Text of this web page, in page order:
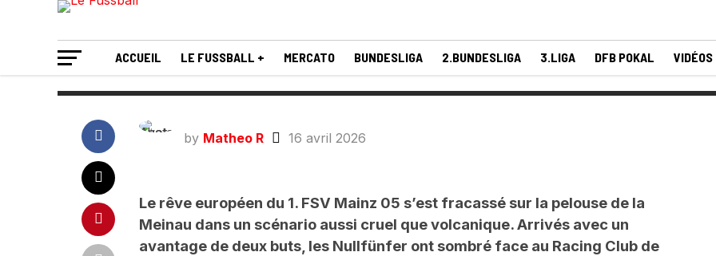
ACCUEIL LE FUSSBALL + MERCATO BUNDESLIGA 2.BUNDESLIGA 3.LIGA DFB POKAL VIDÉOS
élimine Mainz 05
by Matheo R 16 avril 2026
Le rêve européen du 1. FSV Mainz 05 s’est fracassé sur la pelouse de la
Meinau dans un scénario aussi cruel que volcanique. Arrivés avec un
avantage de deux buts, les Nullfünfer ont sombré face au Racing Club de